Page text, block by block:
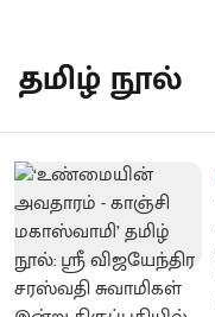
தமிழ் நூல்